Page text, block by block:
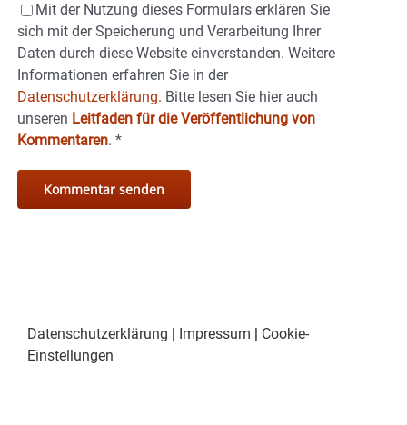
Mit der Nutzung dieses Formulars erklären Sie
sich mit der Speicherung und Verarbeitung Ihrer
Daten durch diese Website einverstanden. Weitere
Informationen erfahren Sie in der
Datenschutzerklärung. Bitte lesen Sie hier auch
unseren Leitfaden für die Veröffentlichung von
Kommentaren. *
Datenschutzerklärung Impressum
Cookie-
Einstellungen